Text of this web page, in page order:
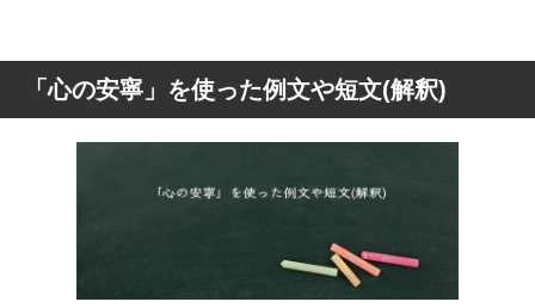
「心の安寧」を使った例文や短文(解釈)